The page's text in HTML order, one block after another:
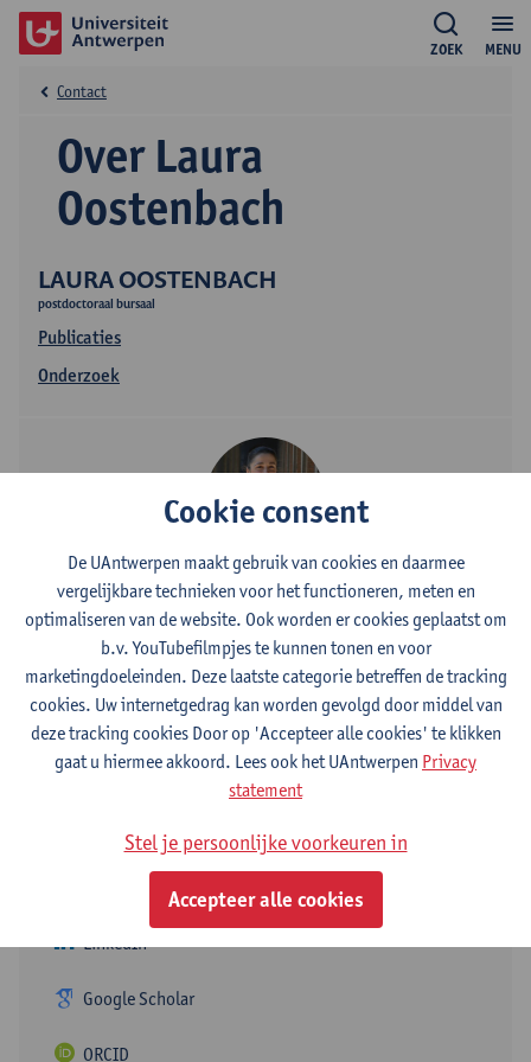
MENU
ZOEK
LAURA OOSTENBACH
postdoctoraal bursaal
Publicaties
Onderzoek
Over Laura
Oostenbach
Contact
Contact
Stadscampus
Toon e-mailadres
Prinsstraat 13
2000 Antwerpen, BEL
LinkedIn
Google Scholar
ORCID
Cookie consent
De UAntwerpen maakt gebruik van cookies en daarmee
vergelijkbare technieken voor het functioneren, meten en
optimaliseren van de website. Ook worden er cookies geplaatst om
b.v. YouTubefilmpjes te kunnen tonen en voor
marketingdoeleinden. Deze laatste categorie betreffen de tracking
cookies. Uw internetgedrag kan worden gevolgd door middel van
deze tracking cookies Door op 'Accepteer alle cookies' te klikken
gaat u hiermee akkoord. Lees ook het UAntwerpen Privacy
statement
Stel je persoonlijke voorkeuren in
Accepteer alle cookies